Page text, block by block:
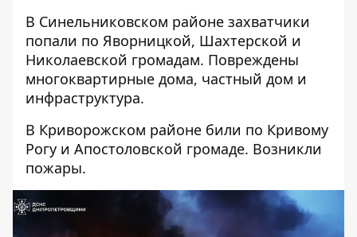
В Синельниковском районе захватчики
попали по Яворницкой, Шахтерской и
Николаевской громадам. Повреждены
многоквартирные дома, частный дом и
инфраструктура.
В Криворожском районе били по Кривому
Рогу и Апостоловской громаде. Возникли
пожары.